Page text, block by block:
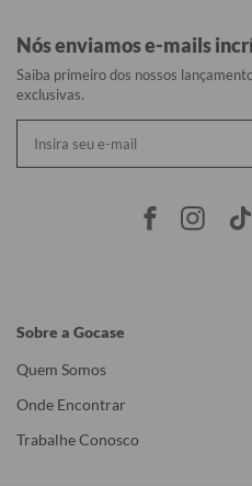
Nós enviamos e-mails
Saiba primeiro dos nossos
exclusivas.
Sobre a Gocase
Quem Somos
Onde Encontrar
Trabalhe Conosco